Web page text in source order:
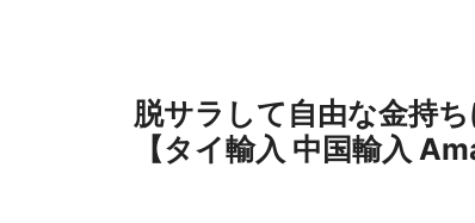
脱サラして自由な金持
【タイ輸入 中国輸入